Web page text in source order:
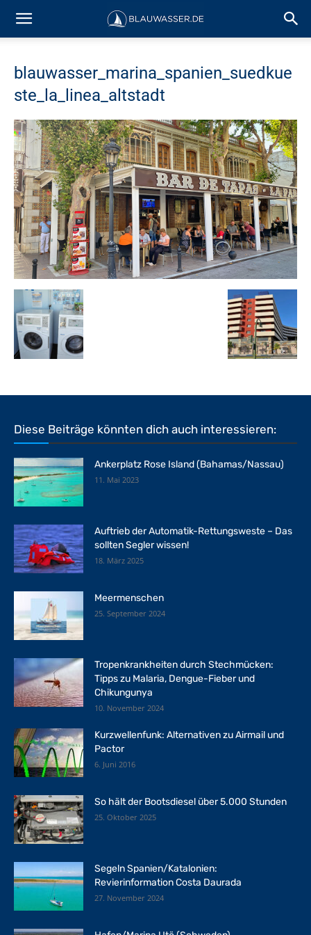
blauwasser_marina_spanien_suedkue
ste_la_linea_altstadt
Diese Beiträge könnten dich auch interessieren:
Ankerplatz Rose Island (Bahamas/Nassau)
11. Mai 2023
Auftrieb der Automatik-Rettungsweste – Das
sollten Segler wissen!
18. März 2025
Meermenschen
25. September 2024
Tropenkrankheiten durch Stechmücken:
Tipps zu Malaria, Dengue-Fieber und
Chikungunya
10. November 2024
Kurzwellenfunk: Alternativen zu Airmail und
Pactor
6. Juni 2016
So hält der Bootsdiesel über 5.000 Stunden
25. Oktober 2025
Segeln Spanien/Katalonien:
Revierinformation Costa Daurada
27. November 2024